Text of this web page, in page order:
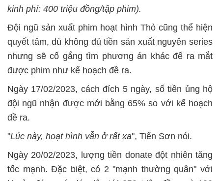
kinh phí: 400 triệu đồng/tập phim).
Đội ngũ sản xuất phim hoạt hình Thỏ cũng thể hiện
quyết tâm, dù không đủ tiền sản xuất nguyên series
nhưng sẽ cố gắng tìm phương án khác để ra mắt
được phim như kế hoạch đề ra.
Ngày 17/02/2023, cách đích 5 ngày, số tiền ủng hộ
đội ngũ nhận được mới bằng 65% so với kế hoạch
đề ra.
"Lúc này, hoạt hình vẫn ở rất xa", Tiến Sơn nói.
Ngày 20/02/2023, lượng tiền donate đột nhiên tăng
tốc mạnh. Đặc biệt, có 2 "mạnh thường quân" với